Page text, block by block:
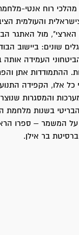
רוח אנטי-
והעולמית
הארצי", מול האתגר
שונים: ביישוב
העמידה אותה
ההתמודדות אתן
אלו, הקפידה
והמסגרות
בשנות מלחמת
על המשמר – ספרו
בר אילן.